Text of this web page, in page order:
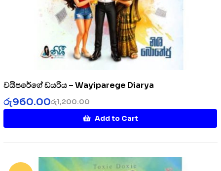
වයිපරේගේ ඩයරිය – Wayiparege Diarya
රු1,200.00
රු960.00
Add to Cart